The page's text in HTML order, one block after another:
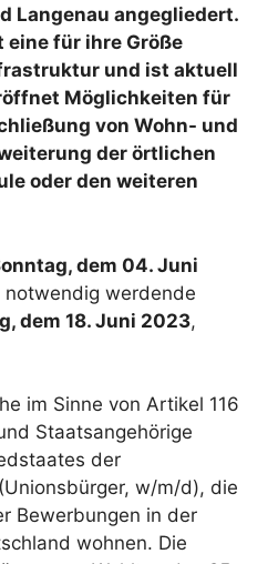
Langenau angegliedert.
eine für ihre Größe
und ist aktuell
Möglichkeiten für
von Wohn- und
der örtlichen
oder den weiteren
dem 04. Juni
notwendig werdende
dem 18. Juni 2023,
im Sinne von Artikel 116
Staatsangehörige
der
w/m/d), die
Bewerbungen in der
wohnen. Die